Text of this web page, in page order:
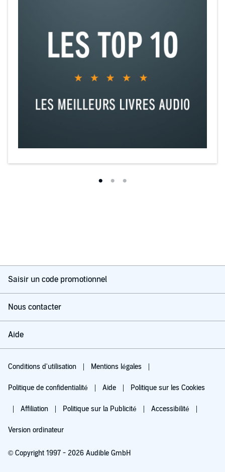
Saisir un code promotionnel
Nous contacter
Aide
Conditions d'utilisation Mentions légales
Politique de confidentialité Aide Politique sur les Cookies
Affiliation Politique sur la Publicité Accessibilité
Version ordinateur
© Copyright 1997 - 2026 Audible GmbH